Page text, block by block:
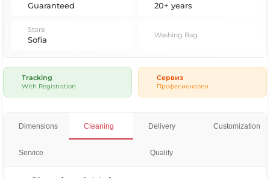
Guaranteed 20+ years
Store
Sofia Washing Bag
Tracking
With Registration
Сервиз
Професионален
Dimensions Cleaning Delivery Customization
Service Quality